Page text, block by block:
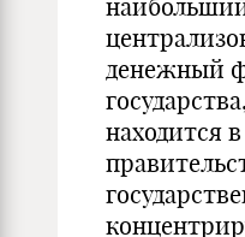
денежный
находится